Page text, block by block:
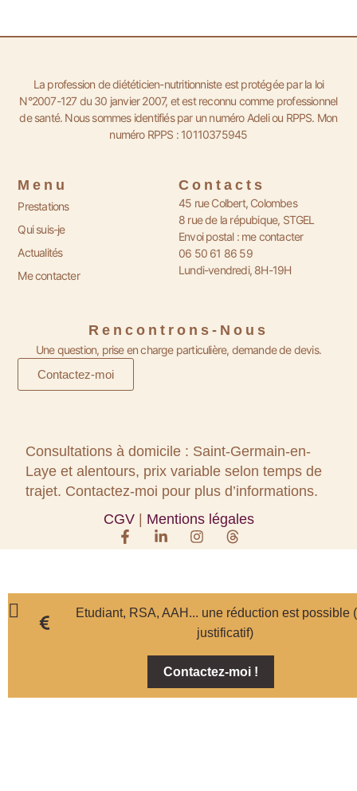
La profession de diététicien-nutritionniste est protégée par la loi
N°2007-127 du 30 janvier 2007, et est reconnu comme professionnel
de santé. Nous sommes identifiés par un numéro Adeli ou RPPS. Mon
numéro RPPS : 10110375945
Menu
Prestations
Qui suis-je
Actualités
Me contacter
Contacts
45 rue Colbert, Colombes
8 rue de la répubique, STGEL
Envoi postal : me contacter
06 50 61 86 59
Lundi-vendredi, 8H-19H
Rencontrons-Nous
Une question, prise en charge particulière, demande de devis.
Contactez-moi
Consultations à domicile : Saint-Germain-en-
Laye et alentours, prix variable selon temps de
trajet. Contactez-moi pour plus d’informations.
CGV| Mentions légales
Etudiant, RSA, AAH... une réduction est possible
justificatif)
Contactez-moi !